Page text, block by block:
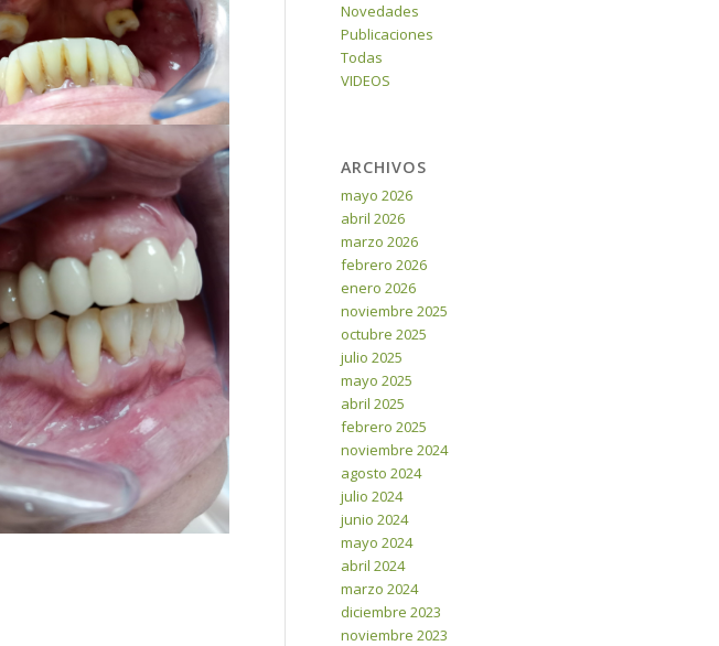
Novedades
Publicaciones
Todas
VIDEOS
ARCHIVOS
mayo 2026
abril 2026
marzo 2026
febrero 2026
enero 2026
noviembre 2025
octubre 2025
julio 2025
mayo 2025
abril 2025
febrero 2025
noviembre 2024
agosto 2024
julio 2024
junio 2024
mayo 2024
abril 2024
marzo 2024
diciembre 2023
noviembre 2023